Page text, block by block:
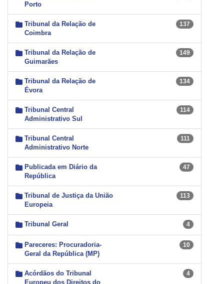
Porto
Tribunal da Relação de
Coimbra
137
Tribunal da Relação de
Guimarães
149
Tribunal da Relação de
Évora
134
Tribunal Central
Administrativo Sul
114
Tribunal Central
Administrativo Norte
111
Publicada em Diário da
República
47
Tribunal de Justiça da União
Europeia
113
Tribunal Geral 4
Pareceres: Procuradoria-
Geral da República (MP)
10
Acórdãos do Tribunal
Europeu dos Direitos do
4